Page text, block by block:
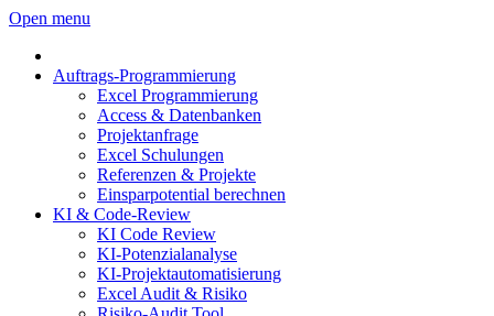
Open menu
Auftrags-Programmierung
Excel Programmierung
Access & Datenbanken
Projektanfrage
Excel Schulungen
Referenzen & Projekte
Einsparpotential berechnen
KI & Code-Review
KI Code Review
KI-Potenzialanalyse
KI-Projektautomatisierung
Excel Audit & Risiko